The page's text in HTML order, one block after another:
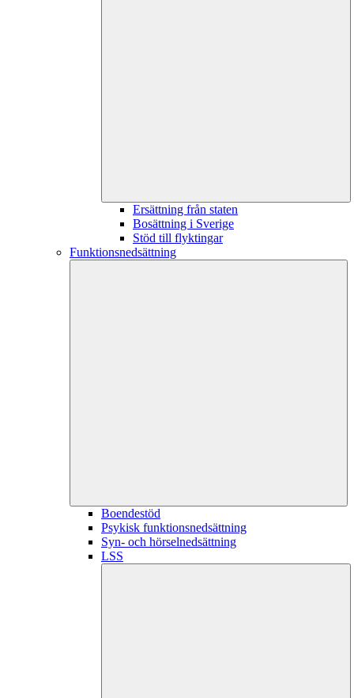
Ersättning från staten
Bosättning i Sverige
Stöd till flyktingar
Funktionsnedsättning
Boendestöd
Psykisk funktionsnedsättning
Syn- och hörselnedsättning
LSS